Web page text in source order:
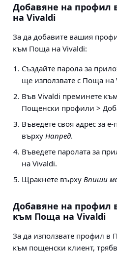
Добавяне на профил
на Vivaldi
За да добавите вашия
към Поща на Vivaldi:
Създайте парола за
ще използвате с Поща на
Във Vivaldi преминете към
Пощенски профили >
Въведете своя адрес за
върху Напред.
Въведете паролата за
на Vivaldi.
Щракнете върху Впиши
Добавяне на профил
към Поща на Vivaldi
За да използвате профил в
към пощенски клиент,